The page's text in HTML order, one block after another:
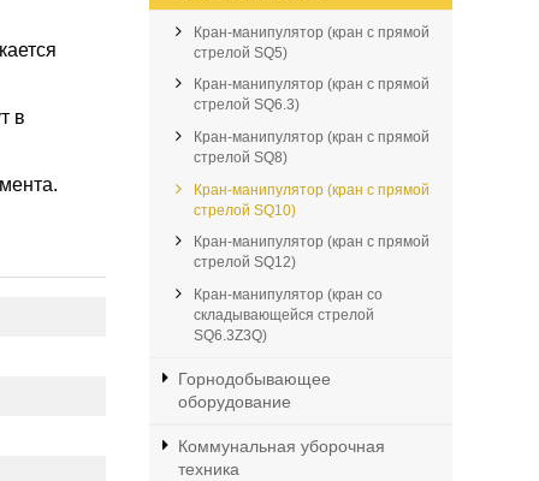
в
Кран-манипулятор (кран с прямой
стрелой SQ5)
Кран-манипулятор (кран с прямой
стрелой SQ6.3)
Кран-манипулятор (кран с прямой
стрелой SQ8)
Кран-манипулятор (кран с прямой
стрелой SQ10)
Кран-манипулятор (кран с прямой
стрелой SQ12)
Кран-манипулятор (кран со
складывающейся стрелой
SQ6.3Z3Q)
Горнодобывающее
оборудование
Коммунальная уборочная
техника